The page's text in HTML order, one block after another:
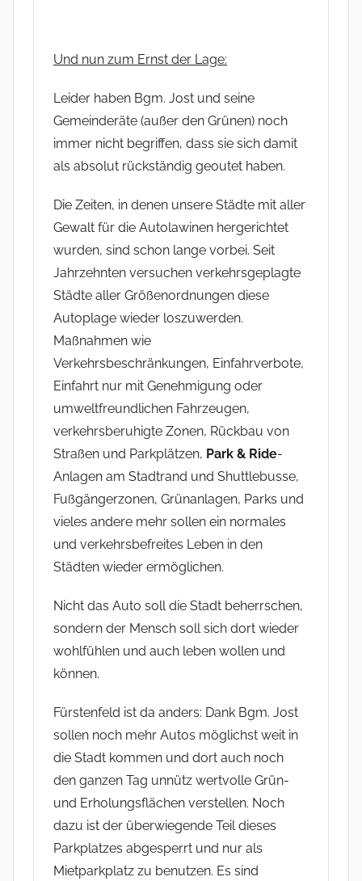
Und nun zum Ernst der Lage:
Leider haben Bgm. Jost und seine
Gemeinderäte (außer den Grünen) noch
immer nicht begriffen, dass sie sich damit
als absolut rückständig geoutet haben.
Die Zeiten, in denen unsere Städte mit aller
Gewalt für die Autolawinen hergerichtet
wurden, sind schon lange vorbei. Seit
Jahrzehnten versuchen verkehrsgeplagte
Städte aller Größenordnungen diese
Autoplage wieder loszuwerden.
Maßnahmen wie
Verkehrsbeschränkungen, Einfahrverbote,
Einfahrt nur mit Genehmigung oder
umweltfreundlichen Fahrzeugen,
verkehrsberuhigte Zonen, Rückbau von
Straßen und Parkplätzen, Park & Ride-
Anlagen am Stadtrand und Shuttlebusse,
Fußgängerzonen, Grünanlagen, Parks und
vieles andere mehr sollen ein normales
und verkehrsbefreites Leben in den
Städten wieder ermöglichen.
Nicht das Auto soll die Stadt beherrschen,
sondern der Mensch soll sich dort wieder
wohlfühlen und auch leben wollen und
können.
Fürstenfeld ist da anders: Dank Bgm. Jost
sollen noch mehr Autos möglichst weit in
die Stadt kommen und dort auch noch
den ganzen Tag unnütz wertvolle Grün-
und Erholungsflächen verstellen. Noch
dazu ist der überwiegende Teil dieses
Parkplatzes abgesperrt und nur als
Mietparkplatz zu benutzen. Es sind